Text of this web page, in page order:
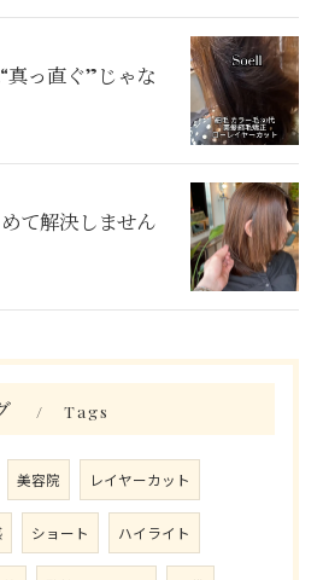
真っ直ぐ”じゃな
て解決しません
Tags
美容院 レイヤーカット
ショート ハイライト
予約はこちら